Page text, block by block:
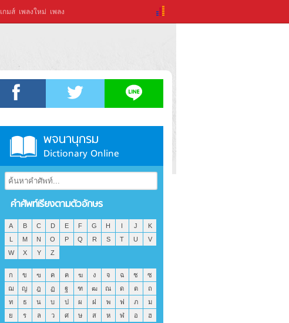
เกมส์ เพลงใหม่ เพลง
พจนานุกรม
Dictionary Online
คำศัพท์เรียงตามตัวอักษร
A B C D E F G H I J
K
L
M N O P Q R S T U
V
W
X Y Z
ก ข ฃ ค ฅ ฆ ง จ ฉ ช
ซ
ฌ
ญ ฎ ฏ ฐ ฑ ฒ ณ ด ต
ถ
ท
ธ น บ ป ผ ฝ พ ฟ ภ
ม
ย
ร ล ว ศ ษ ส ห ฬ อ ฮ